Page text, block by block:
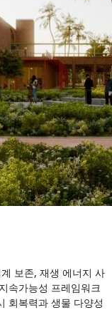
보존, 재생 에너지 사
속가능성 프레임워크
회복력과 생물 다양성